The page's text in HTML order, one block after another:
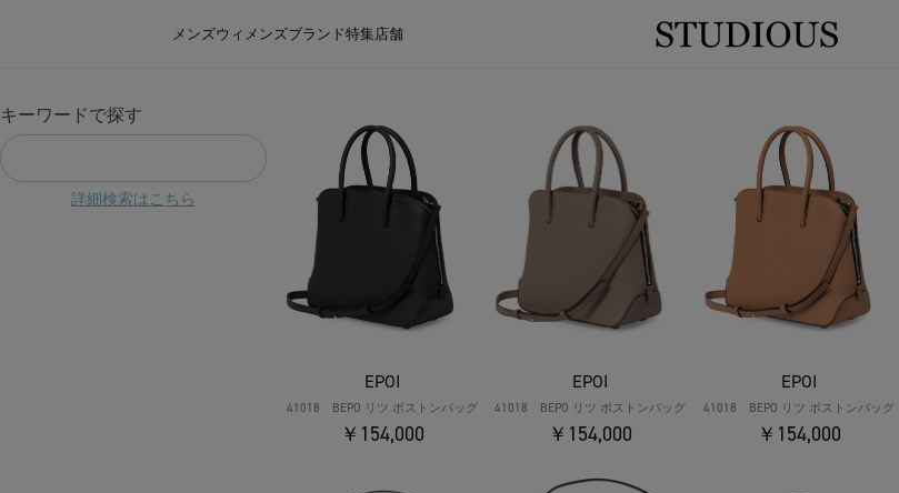
メンズウィメンズブランド特集店舗
キーワードで探す
詳細検索はこちら
EPOI
41018 BEPO リツ ボストンバッグ
￥154,000
EPOI
41018 BEPO リツ ボストンバッグ
￥154,000
EPOI
41018 BEPO リツ ボストンバッグ
￥154,000